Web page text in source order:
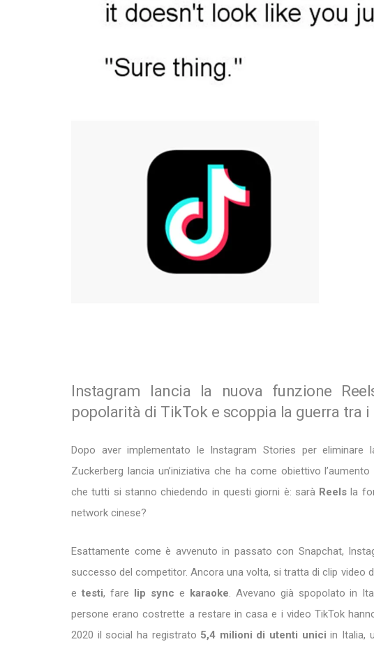
Instagram lancia la nuova funzione
popolarità di TikTok e scoppia la guerra tra i
Dopo aver implementato le Instagram Stories per
Zuckerberg lancia un’iniziativa che ha come obiettivo
che tutti si stanno chiedendo in questi giorni è: sarà Reels la
network cinese?
Esattamente come è avvenuto in passato con Snapchat,
successo del competitor. Ancora una volta, si tratta di clip video
e testi, fare lip sync e karaoke. Avevano già spopolato in
persone erano costrette a restare in casa e i video TikTok
2020 il social ha registrato 5,4 milioni di utenti unici in Italia,